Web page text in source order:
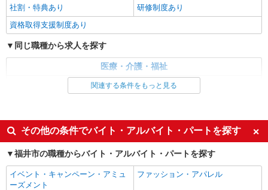
小規模老人ホームstaff
時給1350円 ◆前払い・日払い・週払いOK
福井県福井市福井駅周辺
キープ 詳細を見る
社割・特典あり
研修制度あり
資格取得支援制度あり
同じ職種から求人を探す
医療・介護・福祉
未経験歓迎
ミドル（40代～）活躍中
週2～3日勤務OK
深夜
交通費支給
社会保険あり
関連する条件をもっと見る
その他の条件でバイト・アルバイト・パートを探す
福井市の職種からバイト・アルバイト・パートを探す
イベント・キャンペーン・アミュ
ーズメント
ファッション・アパレル